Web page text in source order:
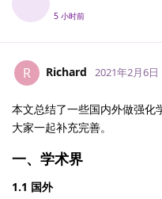
5 小时前
R Richard 2021年2月6日
本文总结了一些国内外做强化
大家一起补充完善。
一、学术界
1.1 国外